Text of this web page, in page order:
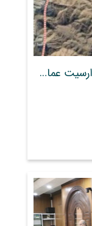
بازدید کارشناس پروژه موج‌شکن دارسیت عمان از آزمایشگاه هیدرولیک دریا